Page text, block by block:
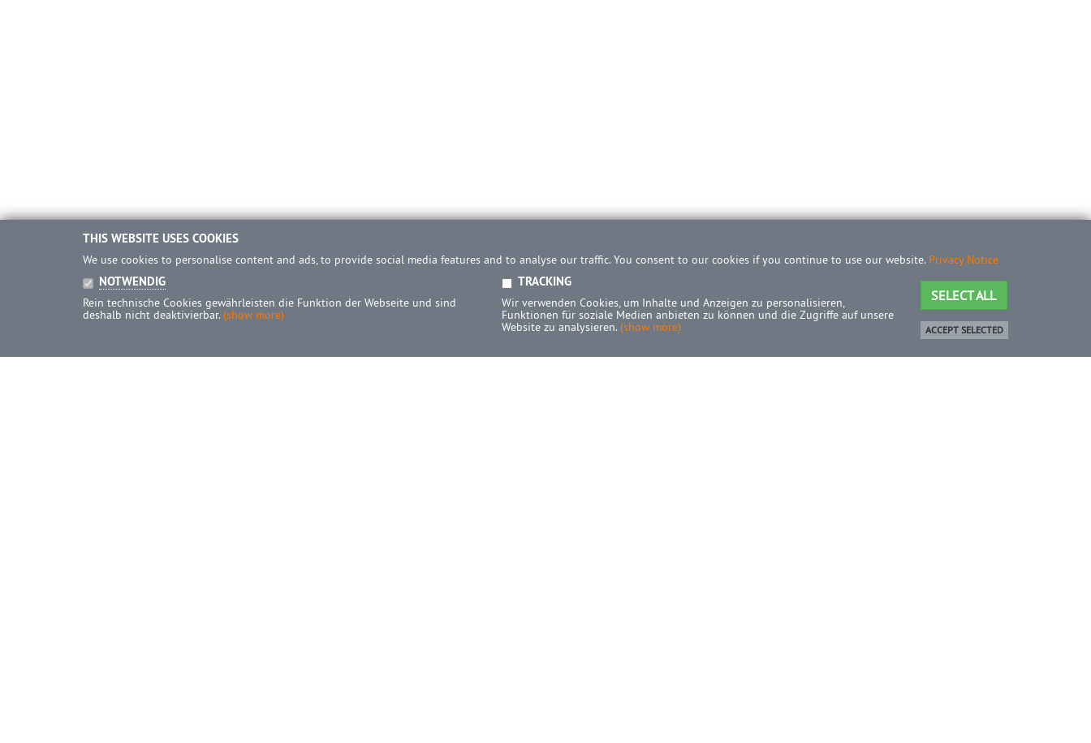
THIS WEBSITE USES COOKIES
We use cookies to personalise content and ads, to provide social media features and to analyse our traffic. You consent to our cookies if you continue to use our website. Privacy Notice
NOTWENDIG
Rein technische Cookies gewährleisten die Funktion der Webseite und sind
deshalb nicht deaktivierbar. (show more)
TRACKING
Wir verwenden Cookies, um Inhalte und Anzeigen zu personalisieren,
Funktionen für soziale Medien anbieten zu können und die Zugriffe auf unsere
Website zu analysieren. (show more)
SELECT ALL
ACCEPT SELECTED